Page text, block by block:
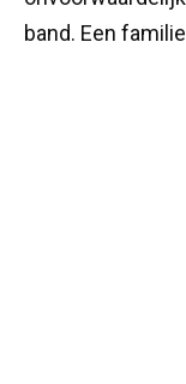
band. Een